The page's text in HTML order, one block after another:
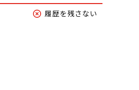
履歴を残さない